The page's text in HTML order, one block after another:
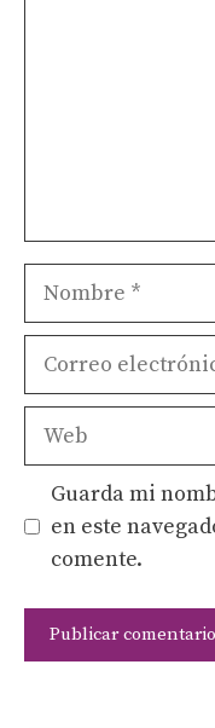
Nombre
Correo
Web
Guarda mi
en este
comente.